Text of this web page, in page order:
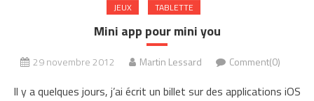
JEUX TABLETTE
Mini app pour mini you
29 novembre 2012 Martin Lessard Comment(0)
Il y a quelques jours, j’ai écrit un billet sur des applications iOS